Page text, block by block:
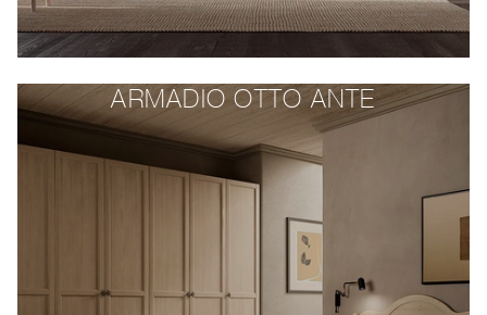
ARMADIO OTTO ANTE